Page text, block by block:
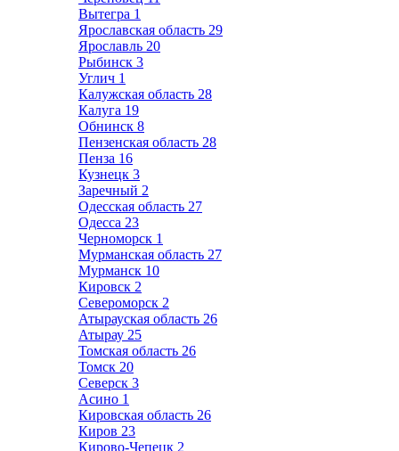
Вытегра 1
Ярославская область 29
Ярославль 20
Рыбинск 3
Углич 1
Калужская область 28
Калуга 19
Обнинск 8
Пензенская область 28
Пенза 16
Кузнецк 3
Заречный 2
Одесская область 27
Одесса 23
Черноморск 1
Мурманская область 27
Мурманск 10
Кировск 2
Североморск 2
Атырауская область 26
Атырау 25
Томская область 26
Томск 20
Северск 3
Асино 1
Кировская область 26
Киров 23
Кирово-Чепецк 2